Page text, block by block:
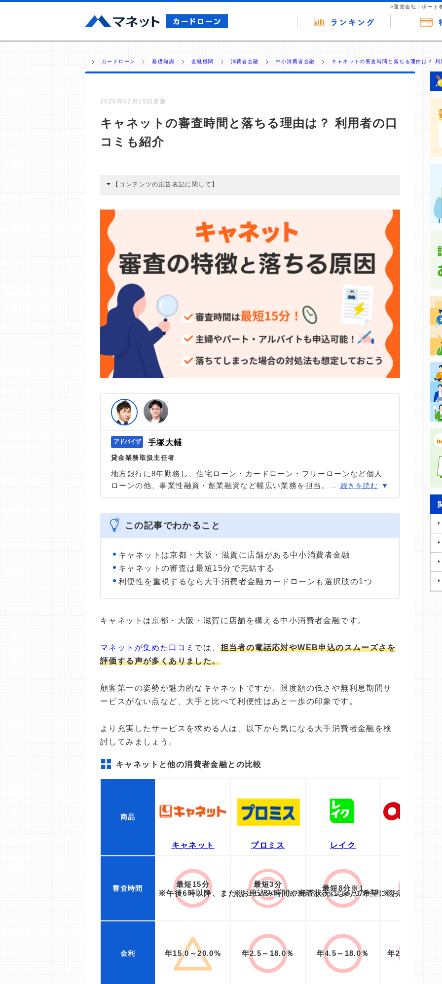
>運営会社：ポート
カードローン 基礎知識 金融機関 消費者金融 中小消費者金融 キャネットの審査時間と落ちる理由は？
2026年07月15日更新
キャネットの審査時間と落ちる理由は？ 利用者の口
コミも紹介
【コンテンツの広告表記に関して】
酬が支払われるという収益モデルです。 ただし、特定の商品を根拠なくPRするものではなく、当
編集部の調査／ユーザーへの口コミ収集などに基づき、公平性を担保した情報提供を行っていま
す。
>提携企業一覧
手塚大輔
貸金業務取扱主任者
地方銀行に8年勤務し、住宅ローン・カードローン・フリーローンなど個人
ローンの他、事業性融資・創業融資など幅広い業務を担当。貸金業務取扱主
＞＞公式ページ
… 続きを読む
この記事でわかること
キャネットは京都・大阪・滋賀に店舗がある中小消費者金融
キャネットの審査は最短15分で完結する
利便性を重視するなら大手消費者金融カードローンも選択肢の1つ
キャネットは京都・大阪・滋賀に店舗を構える中小消費者金融です。
マネットが集めた口コミ では、 担当者の電話応対やWEB申込のスムーズさを
評価する声が多くありました。
顧客第一の姿勢が魅力的なキャネットですが、限度額の低さや無利息期間サ
ービスがない点など、大手と比べて利便性はあと一歩の印象です。
より充実したサービスを求める人は、以下から気になる大手消費者金融を検
討してみましょう。
キャネットと他の消費者金融との比較
商品
キャネット プロミス レイク
審査時間 最短15分
※午後6時以降、または土日祝の申込の場合は翌営業日の対応
最短3分
※お申込み時間や審査状況によりご希望に添えない場合が
最短8分※1
※お申込み時間
金利 年15.0～20.0% 年2.5～18.0％ 年4.5～18.0％ 年2.4％～17.9